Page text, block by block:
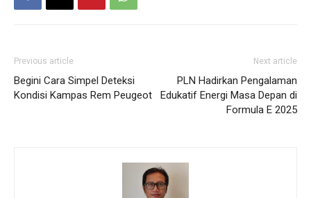
Previous article
Begini Cara Simpel Deteksi
Kondisi Kampas Rem Peugeot
Next article
PLN Hadirkan Pengalaman
Edukatif Energi Masa Depan di
Formula E 2025